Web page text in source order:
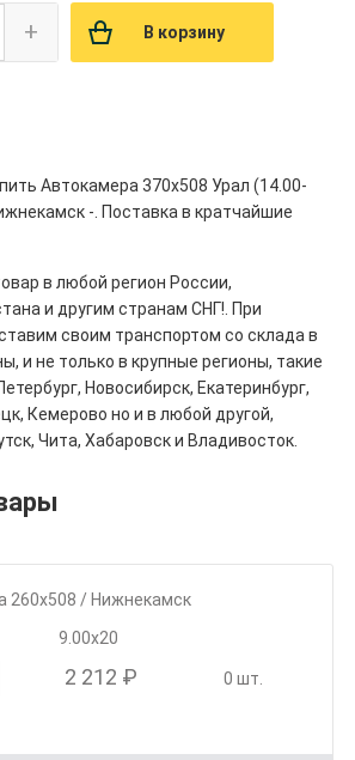
+ В корзину
Автокамера 370х508 Урал (14.00-
-. Поставка в кратчайшие
в любой регион России,
и другим странам СНГ!. При
своим транспортом со склада в
и не только в крупные регионы, такие
Новосибирск, Екатеринбург,
Кемерово но и в любой другой,
Чита, Хабаровск и Владивосток.
260х508 / Нижнекамск
9.00х20
2 212 ₽ 0 шт.